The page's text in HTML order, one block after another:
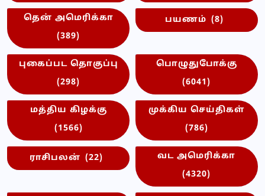
தென் அமெரிக்கா
(389)
பயணம் (8)
புகைப்பட தொகுப்பு
(298)
பொழுதுபோக்கு
(6041)
மத்திய கிழக்கு
(1566)
முக்கிய செய்திகள்
(786)
ராசிபலன் (22)
வட அமெரிக்கா
(4320)